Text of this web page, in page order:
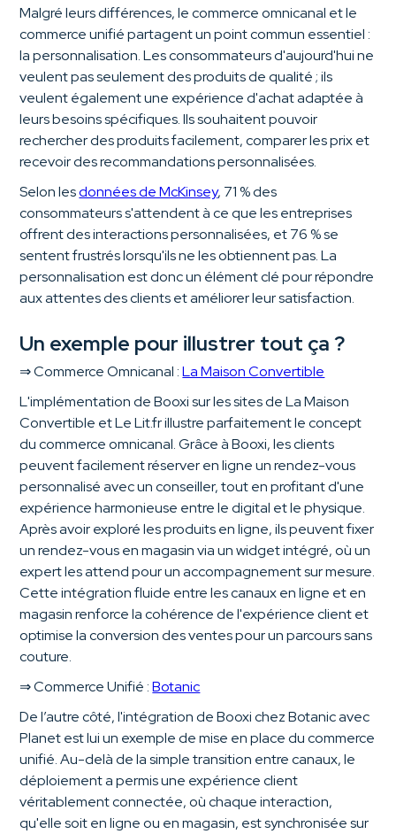
Malgré leurs différences, le commerce omnicanal et le
commerce unifié partagent un point commun essentiel :
la personnalisation. Les consommateurs d'aujourd'hui ne
veulent pas seulement des produits de qualité ; ils
veulent également une expérience d'achat adaptée à
leurs besoins spécifiques. Ils souhaitent pouvoir
rechercher des produits facilement, comparer les prix et
recevoir des recommandations personnalisées.
Selon lesdonnées de McKinsey, 71 % des
consommateurs s'attendent à ce que les entreprises
offrent des interactions personnalisées, et 76 % se
sentent frustrés lorsqu'ils ne les obtiennent pas. La
personnalisation est donc un élément clé pour répondre
aux attentes des clients et améliorer leur satisfaction.
Un exemple pour illustrer tout ça ?
⇒ Commerce Omnicanal :La Maison Convertible
L'implémentation de Booxi sur les sites de La Maison
Convertible et Le Lit.fr illustre parfaitement le concept
du commerce omnicanal. Grâce à Booxi, les clients
peuvent facilement réserver en ligne un rendez-vous
personnalisé avec un conseiller, tout en profitant d'une
expérience harmonieuse entre le digital et le physique.
Après avoir exploré les produits en ligne, ils peuvent fixer
un rendez-vous en magasin via un widget intégré, où un
expert les attend pour un accompagnement sur mesure.
Cette intégration fluide entre les canaux en ligne et en
magasin renforce la cohérence de l'expérience client et
optimise la conversion des ventes pour un parcours sans
couture.
⇒ Commerce Unifié :Botanic
De l’autre côté, l'intégration de Booxi chez Botanic avec
Planet est lui un exemple de mise en place du commerce
unifié. Au-delà de la simple transition entre canaux, le
déploiement a permis une expérience client
véritablement connectée, où chaque interaction,
qu'elle soit en ligne ou en magasin, est synchronisée sur